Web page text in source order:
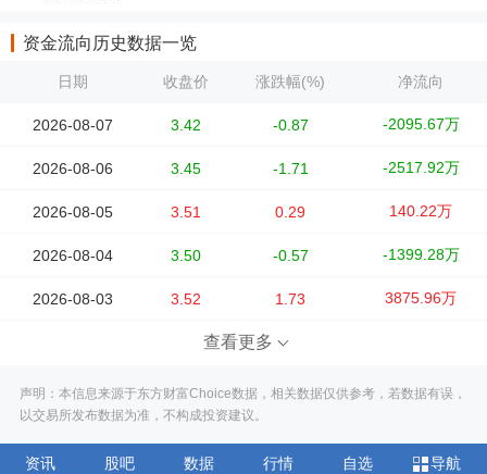
资金流向历史数据一览
日期 收盘价 涨跌幅(%) 净流向
2026-08-07 3.42 -0.87 -2095.67万
2026-08-06 3.45 -1.71 -2517.92万
2026-08-05 3.51 0.29 140.22万
2026-08-04 3.50 -0.57 -1399.28万
2026-08-03 3.52 1.73 3875.96万
查看更多
声明：本信息来源于东方财富Choice数据，相关数据仅供参考，若数据有误，
以交易所发布数据为准，不构成投资建议。
资讯 股吧 数据 行情 自选 导航